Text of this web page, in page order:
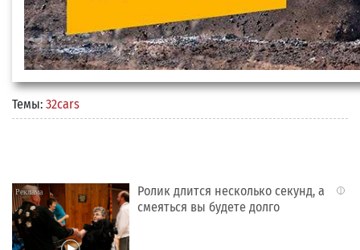
Темы: 32cars
i
Ролик длится несколько секунд, а
смеяться вы будете долго